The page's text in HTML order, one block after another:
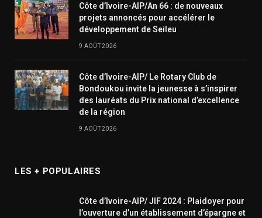
Côte d’Ivoire-AIP/An 66 : de nouveaux
projets annoncés pour accélérer le
développement de Seileu
9 AOÛT 2026
Côte d’Ivoire-AIP/ Le Rotary Club de
Bondoukou invite la jeunesse à s’inspirer
des lauréats du Prix national d’excellence
de la région
9 AOÛT 2026
LES + POPULAIRES
Côte d’Ivoire-AIP/ JIF 2024 : Plaidoyer pour
l’ouverture d’un établissement d’épargne et